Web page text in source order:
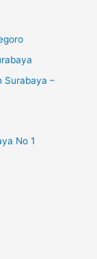
Surabaya –
No 1